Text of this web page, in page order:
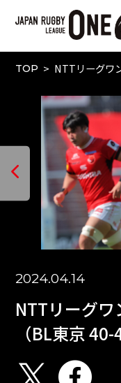
TOP NTTリーグワ
2024.04.14
NTTリーグ
（BL東京 40-